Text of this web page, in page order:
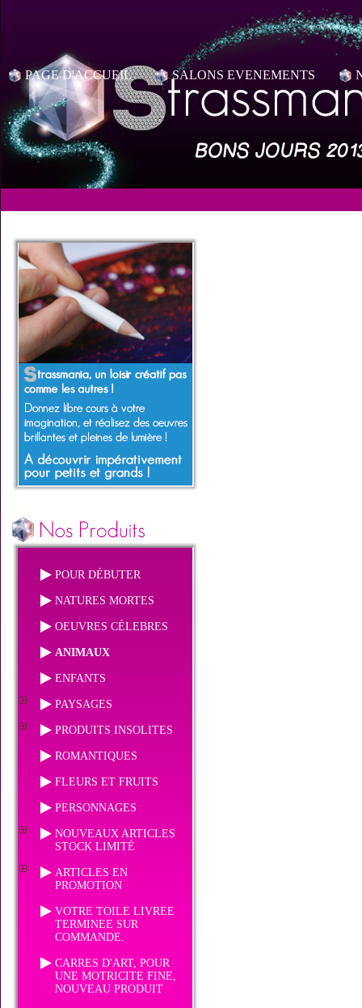
PAGE D'ACCUEIL SALONS EVENEMENTS
POUR DÉBUTER
NATURES MORTES
OEUVRES CÉLEBRES
ANIMAUX
ENFANTS
PAYSAGES
PRODUITS INSOLITES
ROMANTIQUES
FLEURS ET FRUITS
PERSONNAGES
NOUVEAUX ARTICLES
STOCK LIMITÉ
ARTICLES EN
PROMOTION
VOTRE TOILE LIVREE
TERMINEE SUR
COMMANDE.
CARRES D'ART, POUR
UNE MOTRICITE FINE,
NOUVEAU PRODUIT